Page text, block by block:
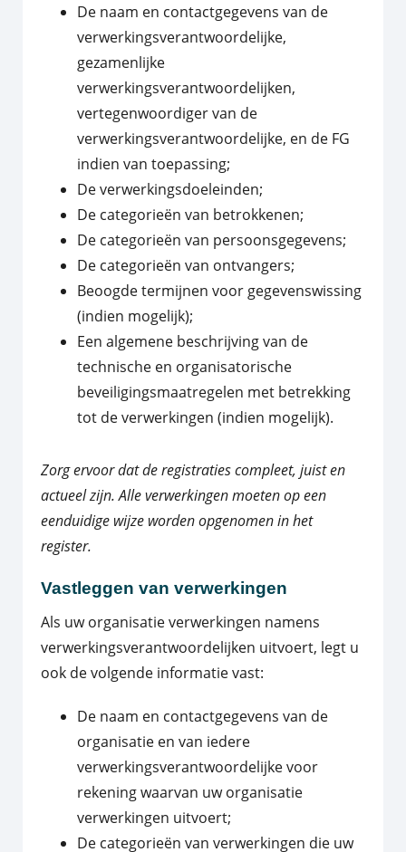
De naam en contactgegevens van de
verwerkingsverantwoordelijke,
gezamenlijke
verwerkingsverantwoordelijken,
vertegenwoordiger van de
verwerkingsverantwoordelijke, en de FG
indien van toepassing;
De verwerkingsdoeleinden;
De categorieën van betrokkenen;
De categorieën van persoonsgegevens;
De categorieën van ontvangers;
Beoogde termijnen voor gegevenswissing
(indien mogelijk);
Een algemene beschrijving van de
technische en organisatorische
beveiligingsmaatregelen met betrekking
tot de verwerkingen (indien mogelijk).
Zorg ervoor dat de registraties compleet, juist en
actueel zijn. Alle verwerkingen moeten op een
eenduidige wijze worden opgenomen in het
register.
Vastleggen van verwerkingen
Als uw organisatie verwerkingen namens
verwerkingsverantwoordelijken uitvoert, legt u
ook de volgende informatie vast:
De naam en contactgegevens van de
organisatie en van iedere
verwerkingsverantwoordelijke voor
rekening waarvan uw organisatie
verwerkingen uitvoert;
De categorieën van verwerkingen die uw